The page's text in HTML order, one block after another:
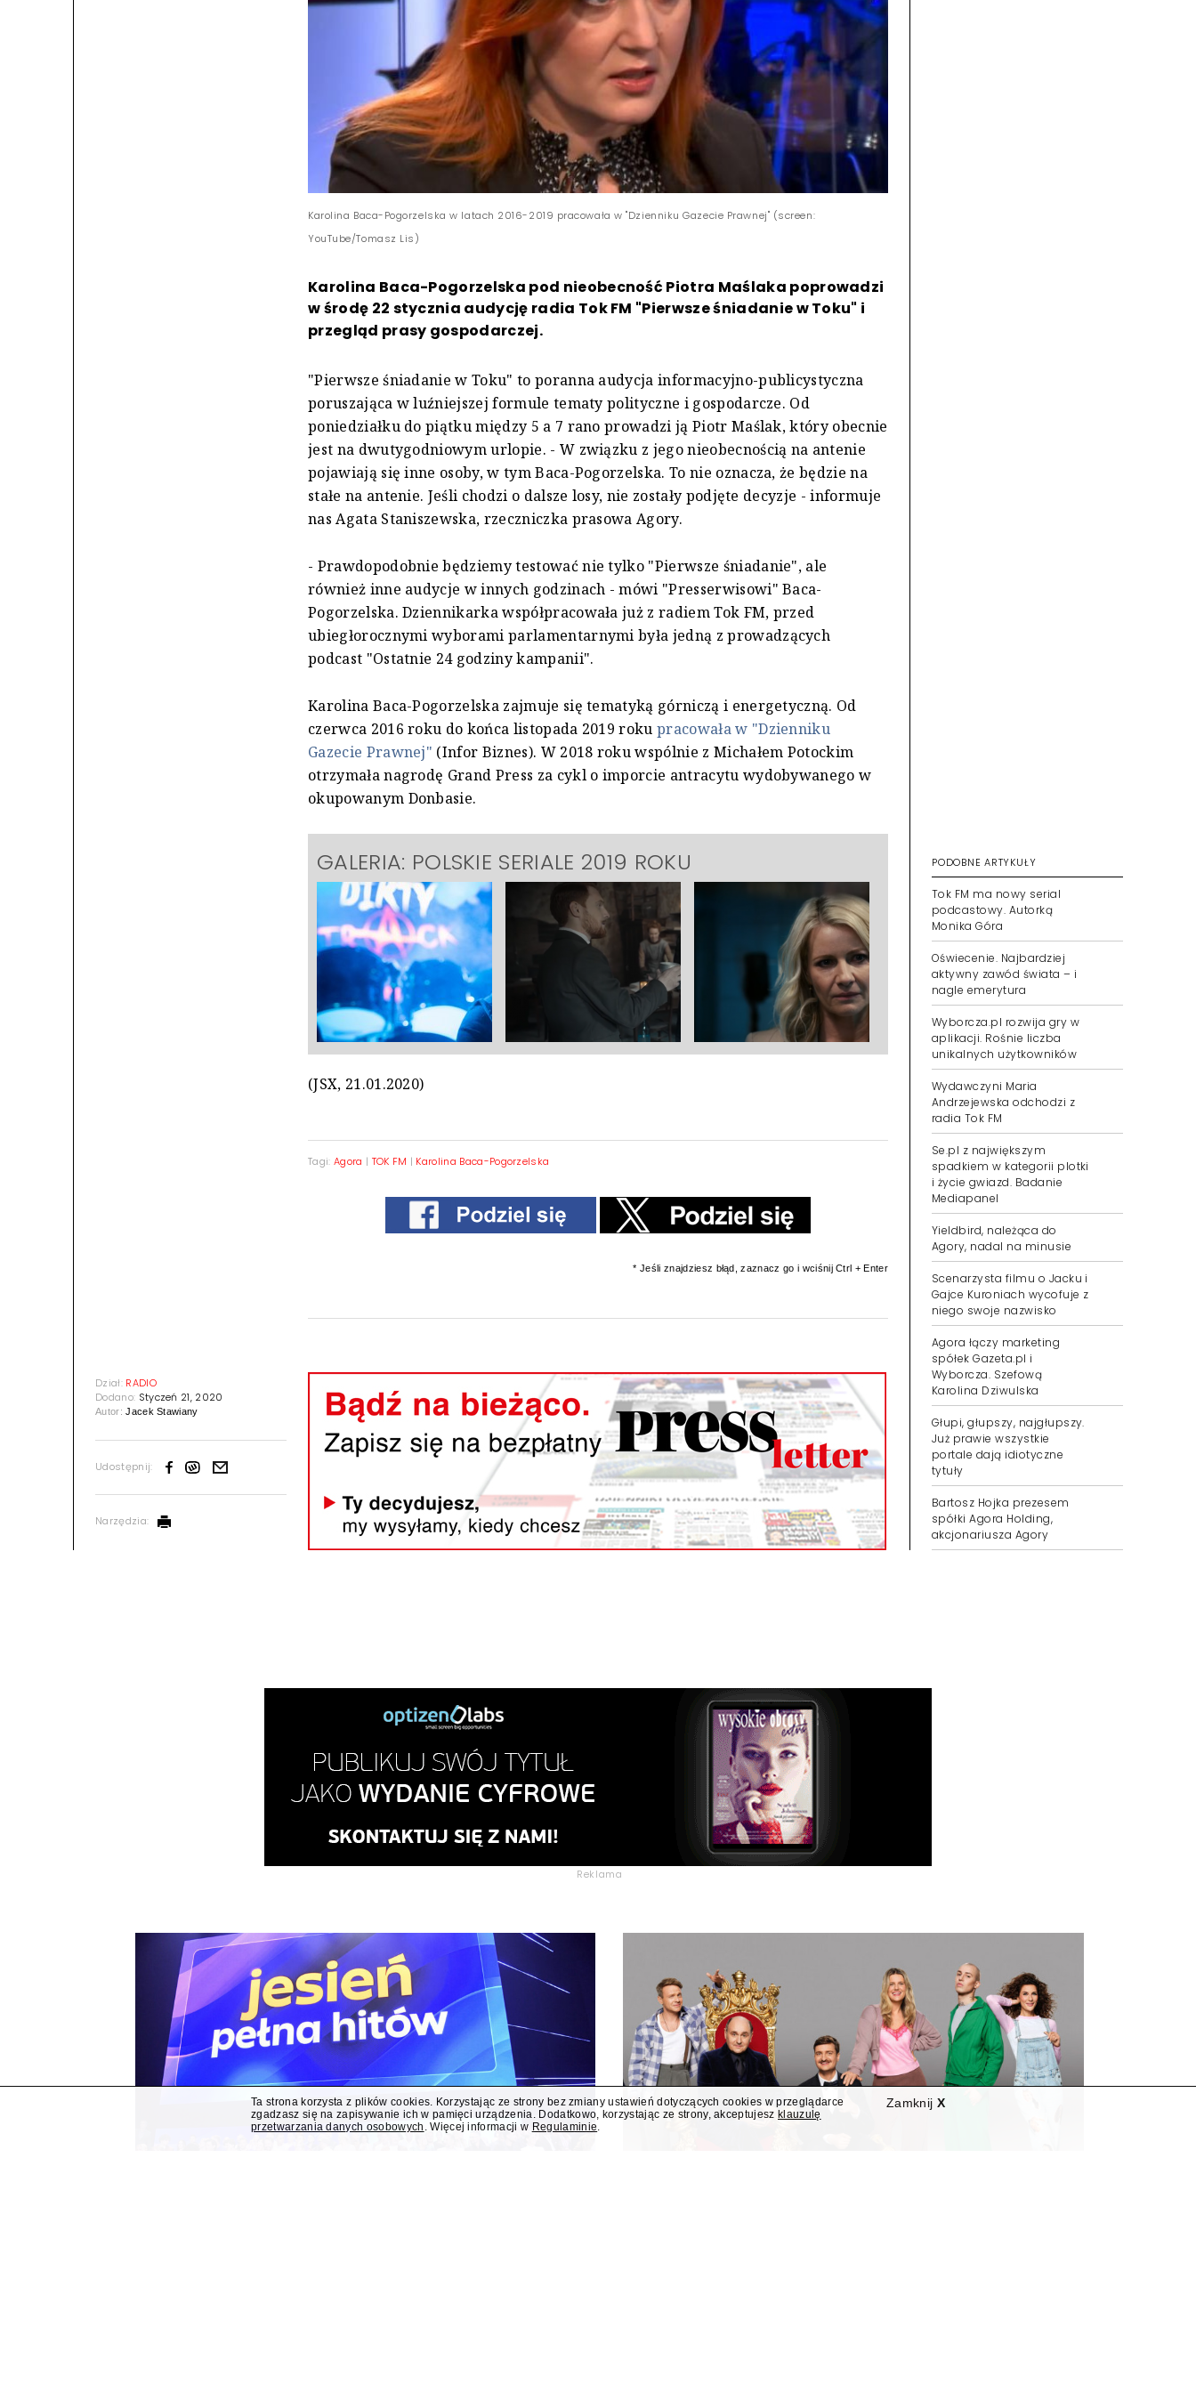
Dział: RADIO
Dodano: Styczeń 21, 2020
Autor:Jacek Stawiany
Udostępnij:
Narzędzia:
Karolina Baca-Pogorzelska w latach 2016-2019 pracowała w "Dzienniku Gazecie Prawnej" (screen:
YouTube/Tomasz Lis)
Karolina Baca-Pogorzelska pod nieobecność Piotra Maślaka poprowadzi
w środę 22 stycznia audycję radia Tok FM "Pierwsze śniadanie w Toku" i
przegląd prasy gospodarczej.
"Pierwsze śniadanie w Toku" to poranna audycja informacyjno-publicystyczna
poruszająca w luźniejszej formule tematy polityczne i gospodarcze. Od
poniedziałku do piątku między 5 a 7 rano prowadzi ją Piotr Maślak, który obecnie
jest na dwutygodniowym urlopie. - W związku z jego nieobecnością na antenie
pojawiają się inne osoby, w tym Baca-Pogorzelska. To nie oznacza, że będzie na
stałe na antenie. Jeśli chodzi o dalsze losy, nie zostały podjęte decyzje - informuje
nas Agata Staniszewska, rzeczniczka prasowa Agory.
- Prawdopodobnie będziemy testować nie tylko "Pierwsze śniadanie", ale
również inne audycje w innych godzinach - mówi "Presserwisowi" Baca-
Pogorzelska. Dziennikarka współpracowała już z radiem Tok FM, przed
ubiegłorocznymi wyborami parlamentarnymi była jedną z prowadzących
podcast "Ostatnie 24 godziny kampanii".
Karolina Baca-Pogorzelska zajmuje się tematyką górniczą i energetyczną. Od
czerwca 2016 roku do końca listopada 2019 rokupracowała w "Dzienniku
Gazecie Prawnej" (Infor Biznes). W 2018 roku wspólnie z Michałem Potockim
otrzymała nagrodę Grand Press za cykl o imporcie antracytu wydobywanego w
okupowanym Donbasie.
GALERIA: POLSKIE SERIALE 2019 ROKU
(JSX, 21.01.2020)
Tagi: Agora | TOK FM | Karolina Baca-Pogorzelska
* Jeśli znajdziesz błąd, zaznacz go i wciśnij Ctrl + Enter
PODOBNE ARTYKUŁY
Tok FM ma nowy serial
podcastowy. Autorką
Monika Góra
Oświecenie. Najbardziej
aktywny zawód świata – i
nagle emerytura
Wyborcza.pl rozwija gry w
aplikacji. Rośnie liczba
unikalnych użytkowników
Wydawczyni Maria
Andrzejewska odchodzi z
radia Tok FM
Se.pl z największym
spadkiem w kategorii plotki
i życie gwiazd. Badanie
Mediapanel
Yieldbird, należąca do
Agory, nadal na minusie
Scenarzysta filmu o Jacku i
Gajce Kuroniach wycofuje z
niego swoje nazwisko
Agora łączy marketing
spółek Gazeta.pl i
Wyborcza. Szefową
Karolina Dziwulska
Głupi, głupszy, najgłupszy.
Już prawie wszystkie
portale dają idiotyczne
tytuły
Bartosz Hojka prezesem
spółki Agora Holding,
akcjonariusza Agory
Reklama
Zamknij X
Ta strona korzysta z plików cookies. Korzystając ze strony bez zmiany ustawień dotyczących cookies w przeglądarce
zgadzasz się na zapisywanie ich w pamięci urządzenia. Dodatkowo, korzystając ze strony, akceptujesz klauzulę
przetwarzania danych osobowych . Więcej informacji w Regulaminie.